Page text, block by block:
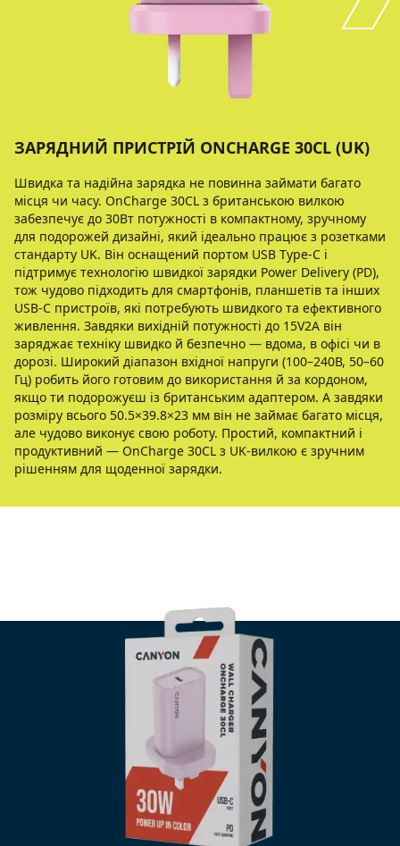
ЗАРЯДНИЙ ПРИСТРІЙ ONCHARGE 30CL (UK)
Швидка та надійна зарядка не повинна займати багато
місця чи часу. OnCharge 30CL з британською вилкою
забезпечує до 30Вт потужності в компактному, зручному
для подорожей дизайні, який ідеально працює з розетками
стандарту UK. Він оснащений портом USB Type-C і
підтримує технологію швидкої зарядки Power Delivery (PD),
тож чудово підходить для смартфонів, планшетів та інших
USB-C пристроїв, які потребують швидкого та ефективного
живлення. Завдяки вихідній потужності до 15V2A він
заряджає техніку швидко й безпечно — вдома, в офісі чи в
дорозі. Широкий діапазон вхідної напруги (100–240В, 50–60
Гц) робить його готовим до використання й за кордоном,
якщо ти подорожуєш із британським адаптером. А завдяки
розміру всього 50.5×39.8×23 мм він не займає багато місця,
але чудово виконує свою роботу. Простий, компактний і
продуктивний — OnCharge 30CL з UK-вилкою є зручним
рішенням для щоденної зарядки.